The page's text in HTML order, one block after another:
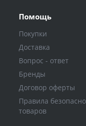
Помощь
Покупки
Доставка
Вопрос - ответ
Бренды
Договор оферты
Правила
товаров